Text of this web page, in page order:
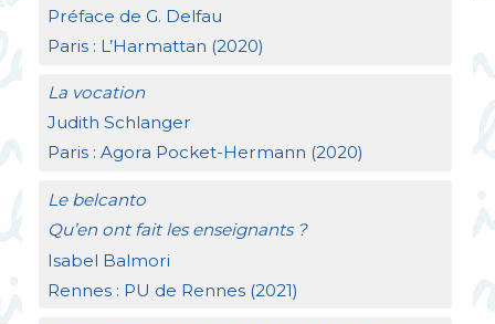
Préface de G. Delfau
Paris : L’Harmattan (2020)
La vocation
Judith Schlanger
Paris : Agora Pocket-Hermann (2020)
Le belcanto
Qu’en ont fait les enseignants ?
Isabel Balmori
Rennes : PU de Rennes (2021)